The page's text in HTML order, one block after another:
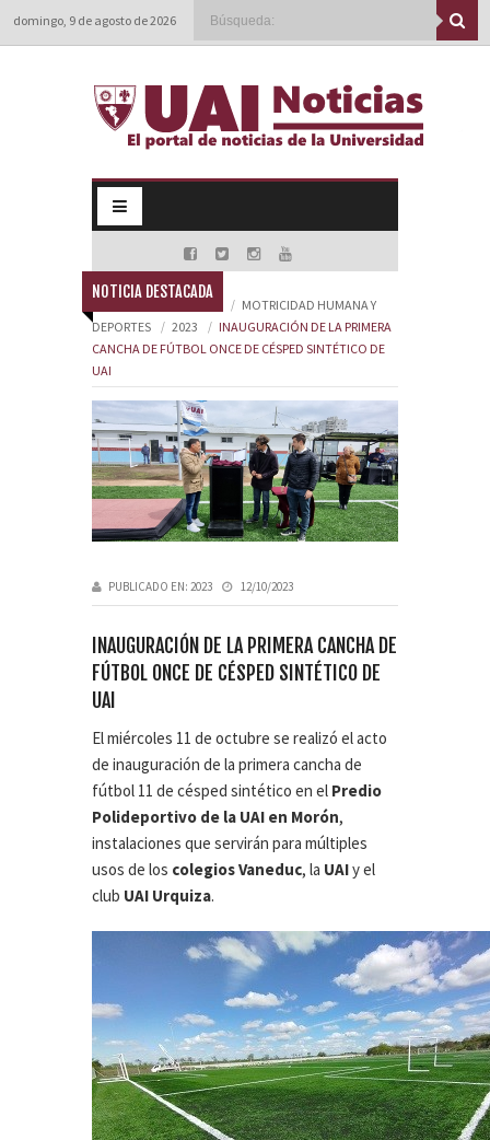
domingo, 9 de agosto de 2026
MOTRICIDAD HUMANA Y
DEPORTES
2023
INAUGURACIÓN DE LA PRIMERA
CANCHA DE FÚTBOL ONCE DE CÉSPED SINTÉTICO DE
UAI
NOTICIA DESTACADA
PUBLICADO EN: 2023 12/10/2023
INAUGURACIÓN DE LA PRIMERA CANCHA DE
FÚTBOL ONCE DE CÉSPED SINTÉTICO DE
UAI
El miércoles 11 de octubre se realizó el acto
de inauguración de la primera cancha de
fútbol 11 de césped sintético en el Predio
Polideportivo de la UAI en Morón,
instalaciones que servirán para múltiples
usos de los colegios Vaneduc, la UAIy el
club UAI Urquiza.